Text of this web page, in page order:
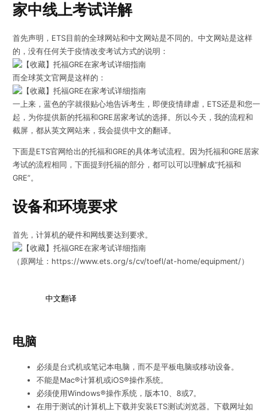
家中线上考试详解
首先声明，ETS目前的全球网站和中文网站是不同的。中文网站是这样
的，没有任何关于疫情改变考试方式的说明：
而全球英文官网是这样的：
一上来，蓝色的字就很贴心地告诉考生，即便疫情肆虐，ETS还是和您一
起，为你提供新的托福和GRE居家考试的选择。所以今天，我的流程和
截屏，都从英文网站来，我会提供中文的翻译。
下面是ETS官网给出的托福和GRE的具体考试流程。因为托福和GRE居家
考试的流程相同，下面提到托福的部分，都可以可以理解成“托福和
GRE”。
设备和环境要求
首先，计算机的硬件和网线要达到要求。
（原网址：https://www.ets.org/s/cv/toefl/at-home/equipment/）
中文翻译
电脑
必须是台式机或笔记本电脑，而不是平板电脑或移动设备。
不能是Mac®计算机或iOS®操作系统。
必须使用Windows®操作系统，版本10、8或7。
在用于测试的计算机上下载并安装ETS测试浏览器。下载网址如